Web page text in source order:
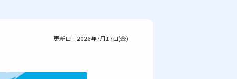
更新日｜2026年7月17日(金)